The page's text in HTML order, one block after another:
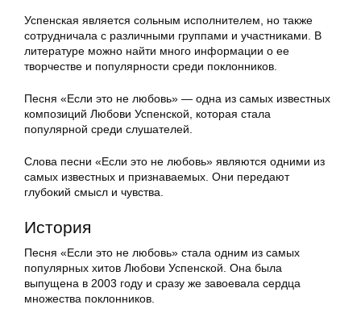
Успенская является сольным исполнителем, но также
сотрудничала с различными группами и участниками. В
литературе можно найти много информации о ее
творчестве и популярности среди поклонников.
Песня «Если это не любовь» — одна из самых известных
композиций Любови Успенской, которая стала
популярной среди слушателей.
Слова песни «Если это не любовь» являются одними из
самых известных и признаваемых. Они передают
глубокий смысл и чувства.
История
Песня «Если это не любовь» стала одним из самых
популярных хитов Любови Успенской. Она была
выпущена в 2003 году и сразу же завоевала сердца
множества поклонников.